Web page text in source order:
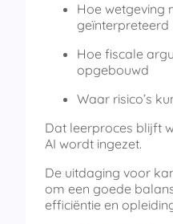
Hoe wetgeving
geïnterpreteerd
Hoe fiscale
opgebouwd
Waar risico’s
Dat leerproces blijft
AI wordt ingezet.
De uitdaging voor
om een goede
efficiëntie en